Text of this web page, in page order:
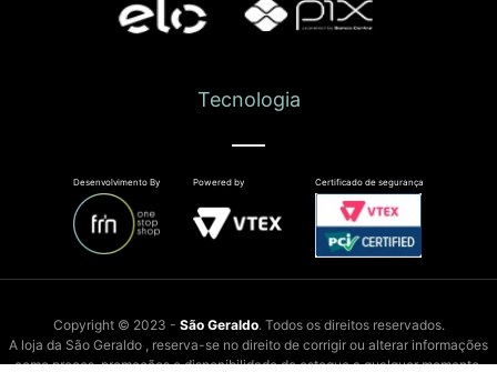
Tecnologia
Desenvolvimento By Powered by Certificado de segurança
Copyright © 2023 - São Geraldo. Todos os direitos reservados.
A loja da São Geraldo , reserva-se no direito de corrigir ou alterar informações
como preços, promoções e disponibilidade de estoque a qualquer momento.